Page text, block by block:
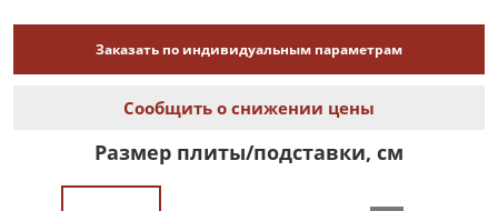
Заказать по индивидуальным параметрам
Сообщить о снижении цены
Размер плиты/подставки, см